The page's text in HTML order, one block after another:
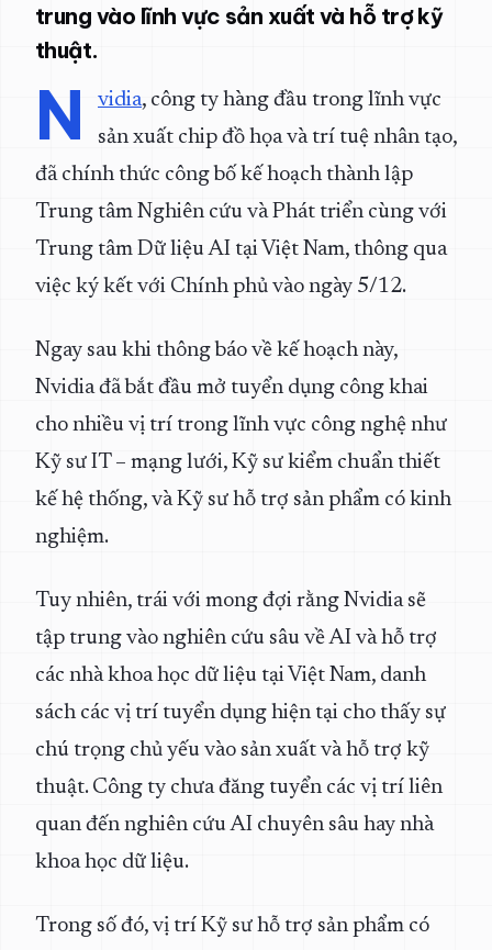
trung vào lĩnh vực sản xuất và hỗ trợ kỹ
thuật.
N vidia, công ty hàng đầu trong lĩnh vực
sản xuất chip đồ họa và trí tuệ nhân tạo,
đã chính thức công bố kế hoạch thành lập
Trung tâm Nghiên cứu và Phát triển cùng với
Trung tâm Dữ liệu AI tại Việt Nam, thông qua
việc ký kết với Chính phủ vào ngày 5/12.
Ngay sau khi thông báo về kế hoạch này,
Nvidia đã bắt đầu mở tuyển dụng công khai
cho nhiều vị trí trong lĩnh vực công nghệ như
Kỹ sư IT – mạng lưới, Kỹ sư kiểm chuẩn thiết
kế hệ thống, và Kỹ sư hỗ trợ sản phẩm có kinh
nghiệm.
Tuy nhiên, trái với mong đợi rằng Nvidia sẽ
tập trung vào nghiên cứu sâu về AI và hỗ trợ
các nhà khoa học dữ liệu tại Việt Nam, danh
sách các vị trí tuyển dụng hiện tại cho thấy sự
chú trọng chủ yếu vào sản xuất và hỗ trợ kỹ
thuật. Công ty chưa đăng tuyển các vị trí liên
quan đến nghiên cứu AI chuyên sâu hay nhà
khoa học dữ liệu.
Trong số đó, vị trí Kỹ sư hỗ trợ sản phẩm có